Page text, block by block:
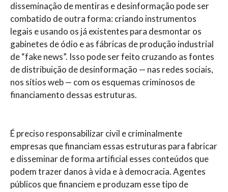
disseminação de mentiras e desinformação pode ser
combatido de outra forma: criando instrumentos
legais e usando os já existentes para desmontar os
gabinetes de ódio e as fábricas de produção industrial
de “fake news”. Isso pode ser feito cruzando as fontes
de distribuição de desinformação — nas redes sociais,
nos sítios web — com os esquemas criminosos de
financiamento dessas estruturas.
É preciso responsabilizar civil e criminalmente
empresas que financiam essas estruturas para fabricar
e disseminar de forma artificial esses conteúdos que
podem trazer danos à vida e à democracia. Agentes
públicos que financiem e produzam esse tipo de